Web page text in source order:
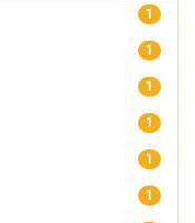
1
1
1
1
1
1